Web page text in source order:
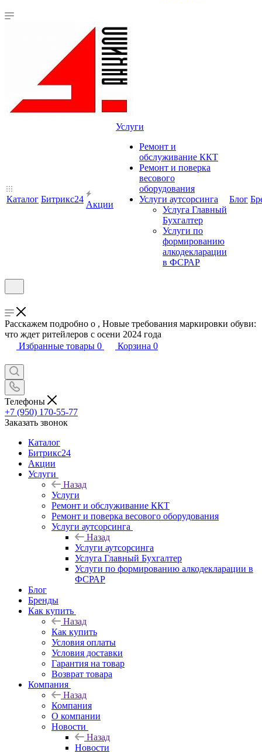
Каталог Битрикс24
Акции
Услуги
Ремонт и
обслуживание ККТ
Ремонт и поверка
весового
оборудования
Услуги аутсорсинга
Услуга Главный
Бухгалтер
Услуги по
формированию
алкодекларации
в ФСРАР
Блог
Расскажем подробно о , Новые требования маркировки обуви:
что ждет ритейлеров с осени 2024 года
Избранные товары 0 Корзина 0
Телефоны
+7 (950) 170-55-77
Заказать звонок
Каталог
Битрикс24
Акции
Услуги
Назад
Услуги
Ремонт и обслуживание ККТ
Ремонт и поверка весового оборудования
Услуги аутсорсинга
Назад
Услуги аутсорсинга
Услуга Главный Бухгалтер
Услуги по формированию алкодекларации в
ФСРАР
Блог
Бренды
Как купить
Назад
Как купить
Условия оплаты
Условия доставки
Гарантия на товар
Возврат товара
Компания
Назад
Компания
О компании
Новости
Назад
Новости